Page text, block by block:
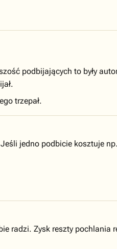
podbijających to były
trzepał.
jedno podbicie kosztuje
radzi. Zysk reszty pochlania